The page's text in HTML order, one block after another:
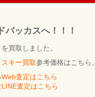
ッカスへ！！！
買取しました。
スキー買取参考価格はこちら。
Web査定はこちら
LINE査定はこちら